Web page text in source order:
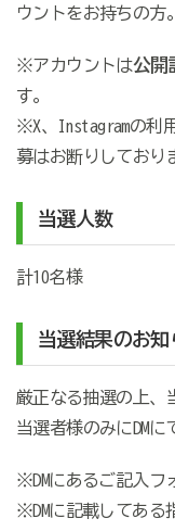
ウントをお持ちの方。
※アカウントは公開
す。
※X、Instagramの利
募はお断りしており
当選人数
計10名様
当選結果のお知
厳正なる抽選の上、
当選者様のみにDMに
※DMにあるご記入フ
※DMに記載してある